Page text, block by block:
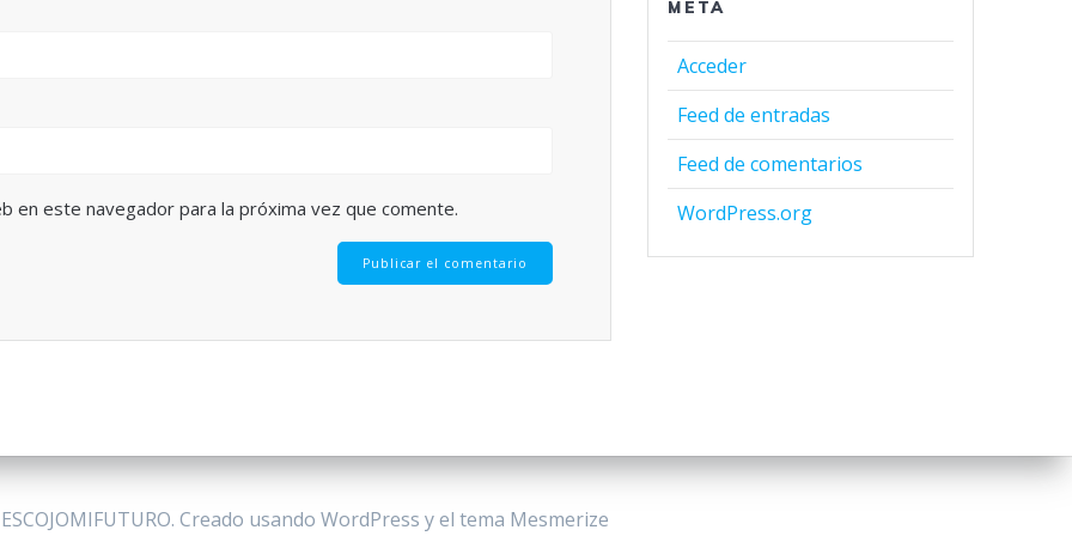
en este navegador para la próxima vez que comente.
META
Acceder
Feed de entradas
Feed de comentarios
WordPress.org
Creado usando WordPress y el tema Mesmerize